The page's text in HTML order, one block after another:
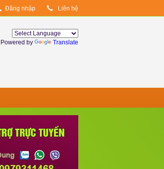
Đăng nhập Liên hệ
Powered by Translate